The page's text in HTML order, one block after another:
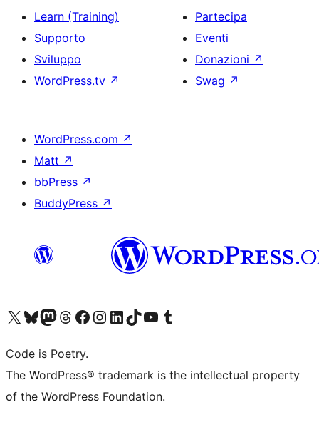
Learn (Training)
Supporto
Sviluppo
WordPress.tv ↗
Partecipa
Eventi
Donazioni ↗
Swag ↗
WordPress.com ↗
Matt ↗
bbPress ↗
BuddyPress ↗
Visita il nostro account X (ex Twitter)
Visita il nostro account Bluesky
Visita il nostro account Mastodon
Visita il nostro account Threads
Visita la nostra pagina Facebook
Visita il nostro account Instagram
Visita il nostro account LinkedIn
Visita il nostro account TikTok
Visita il nostro canale YouTube
Visita il nostro account Tumblr
Code is Poetry.
The WordPress® trademark is the intellectual property
of the WordPress Foundation.